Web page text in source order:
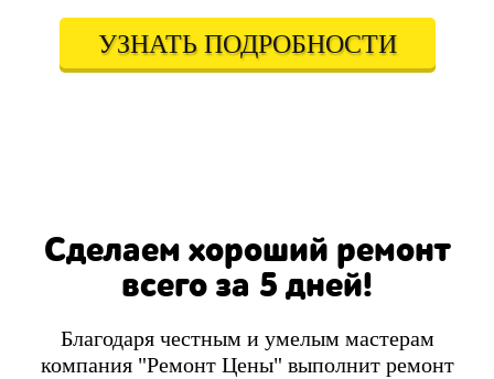
УЗНАТЬ ПОДРОБНОСТИ
Сделаем хороший ремонт
всего за 5 дней!
Благодаря честным и умелым мастерам
компания "Ремонт Цены" выполнит ремонт